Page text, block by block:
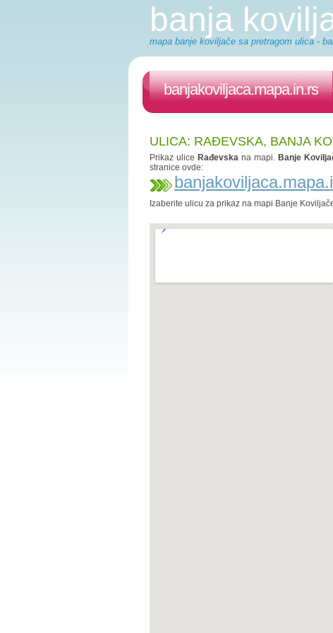
banja
mapa banje koviljače sa pretragom ulica -
banjakoviljaca.mapa.in.rs
ULICA: RAĐEVSKA, BANJA
Prikaz ulice Rađevskana mapi. Banje
stranice ovde:
Izaberite ulicu za prikaz na mapi Banje